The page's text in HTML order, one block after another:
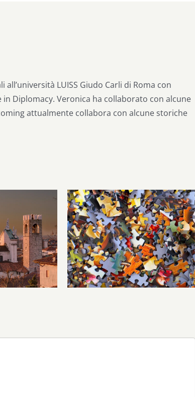
LUISS Giudo Carli di Roma con
Diplomacy. Veronica ha collaborato con alcune
attualmente collabora con alcune storiche
inventati
le città le
Dio
Problemi locali, risposte
globali